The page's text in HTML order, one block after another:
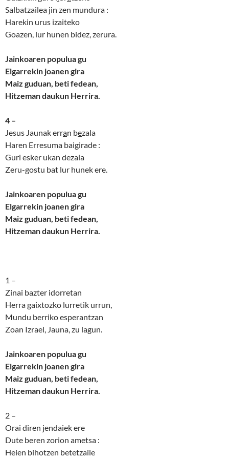
Salbatzailea jin zen mundura :
Harekin urus izaiteko
Goazen, lur hunen bidez, zerura.
Jainkoaren populua gu
Elgarrekin joanen gira
Maiz guduan, beti fedean,
Hitzeman daukun Herrira.
4 –
Jesus Jaunak erran bezala
Haren Erresuma baigirade :
Guri esker ukan dezala
Zeru-gostu bat lur hunek ere.
Jainkoaren populua gu
Elgarrekin joanen gira
Maiz guduan, beti fedean,
Hitzeman daukun Herrira.
1 –
Zinai bazter idorretan
Herra gaixtozko lurretik urrun,
Mundu berriko esperantzan
Zoan Izrael, Jauna, zu lagun.
Jainkoaren populua gu
Elgarrekin joanen gira
Maiz guduan, beti fedean,
Hitzeman daukun Herrira.
2 –
Orai diren jendaiek ere
Dute beren zorion ametsa :
Heien bihotzen betetzaile